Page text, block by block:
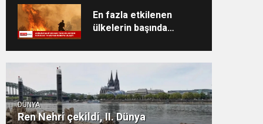
En fazla etkilenen
ülkelerin başında
geliyor
DÜNYA
Ren Nehri çekildi, II. Dünya